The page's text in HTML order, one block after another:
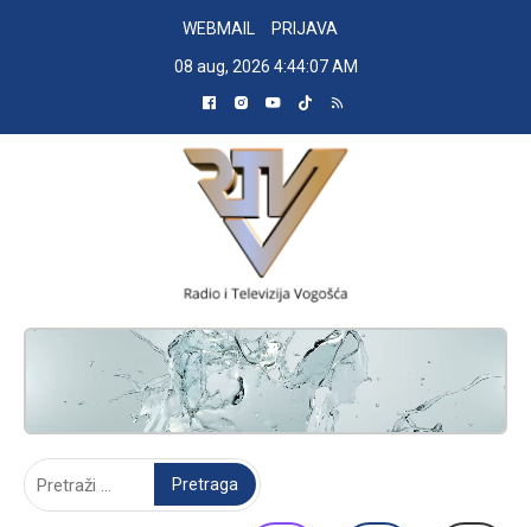
WEBMAIL
PRIJAVA
08 aug, 2026 4:44:08 AM
RADIO TELEVIZIJA VOGOŠĆA